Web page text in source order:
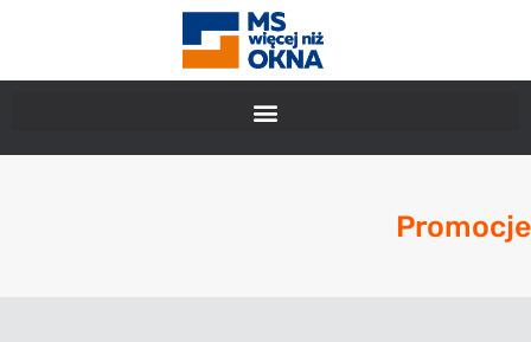
Promocje